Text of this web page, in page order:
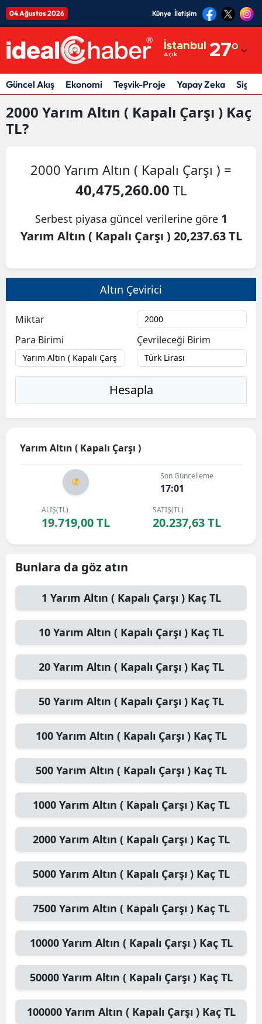
04 Ağustos 2026 Künye İletişim
İstanbul
Açık 27°
Adıyaman
Afyonkarahisar
Ağrı
Antalya
Aydın
Bingöl
Bolu
Burdur
Çanakkale
Çorum
Denizli
Diyarbakır
Erzincan
Erzurum
Eskişehir
Gaziantep
Giresun
Gümüşhane
Hakkari
Isparta
Mersin
İstanbul
İzmir
Kars
Kastamonu
Kayseri
Kırklareli
Kocaeli
Konya
Güncel Akış Ekonomi Teşvik-Proje Yapay Zeka
2000 Yarım Altın ( Kapalı Çarşı ) Kaç
TL?
2000 Yarım Altın ( Kapalı Çarşı ) =
40,475,260.00 TL
Serbest piyasa güncel verilerine göre 1
Yarım Altın ( Kapalı Çarşı ) 20,237.63 TL
Altın Çevirici
Miktar
Para Birimi
Çevrileceği Birim
Hesapla
Yarım Altın ( Kapalı Çarşı )
Son Güncelleme
17:01
ALIŞ(TL)
19.719,00 TL
SATIŞ(TL)
20.237,63 TL
Bunlara da göz atın
1 Yarım Altın ( Kapalı Çarşı )Kaç TL
10 Yarım Altın ( Kapalı Çarşı )Kaç TL
20 Yarım Altın ( Kapalı Çarşı )Kaç TL
50 Yarım Altın ( Kapalı Çarşı )Kaç TL
100 Yarım Altın ( Kapalı Çarşı )Kaç TL
500 Yarım Altın ( Kapalı Çarşı )Kaç TL
1000 Yarım Altın ( Kapalı Çarşı )Kaç TL
2000 Yarım Altın ( Kapalı Çarşı )Kaç TL
5000 Yarım Altın ( Kapalı Çarşı )Kaç TL
7500 Yarım Altın ( Kapalı Çarşı )Kaç TL
10000 Yarım Altın ( Kapalı Çarşı )Kaç TL
50000 Yarım Altın ( Kapalı Çarşı )Kaç TL
100000 Yarım Altın ( Kapalı Çarşı )Kaç TL